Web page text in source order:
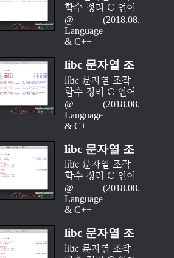
들 함수의 사용법
을 정리해보고자
한다. 본 시리즈는
cplusplus(http://
있는 레퍼런스를
기준으로..
서 str...로 시작하
는 함수들이 그것
이며, 모두 string.h
헤더(C++은
의되어 있으며 본
시리즈를 통해 이
들 함수의 사용법
을 정리해보고자
한다. 본 시리즈는
cplusplus(http://
있는 레퍼런스를
기준으로..
고, 문자열을 다루
는 연산자도 없으
니 모든 문자열 연
산은 문자열 함수
를 통해 이루어진
다. C 표준 라이브
러리(일명 'libc')에
서 str...로 시작하
는 함수들이 그것
이며, 모두 string.h
헤더(C++은
의되어 있으며 본
시리즈를 통해 이
들 함수의 사용법
을 정리해보고자
한다. 본 시리즈는
cplusplus(http://
있는 레퍼런스를
기준으로..
(+)나 비교연산자
(==)와 같은 기호
를 사용하는 직관
적인 문자열 연산
때문이다. C 언어
가 문자열 데이터
형을 지원하지 않
고, 문자열을 다루
는 연산자도 없으
니 모든 문자열 연
산은 문자열 함수
를 통해 이루어진
다. C 표준 라이브
러리(일명 'libc')에
서 str...로 시작하
는 함수들이 그것
이며, 모두 string.h
헤더(C++은
의되어 있으며 본
시리즈를 통해 이
(part 04 -
strchr, strrchr)
함수 정리 C 언어
에서 문자열 처리
는 복잡하다. 언어
수준에서 문자열이
체를 지원하지도
않으니, 덧셈 기호
(+)나 비교연산자
(==)와 같은 기호
를 사용하는 직관
적인 문자열 연산
때문이다. C 언어
가 문자열 데이터
형을 지원하지 않
고, 문자열을 다루
는 연산자도 없으
니 모든 문자열 연
산은 문자열 함수
를 통해 이루어진
다. C 표준 라이브
러리(일명 'libc')에
Language/C
& C++
2018.08.20
libc 문자열 조
작 함수 정리
(part 03 -
strcmp,
strncmp)
libc 문자열 조작
함수 정리 C 언어
에서 문자열 처리
는 복잡하다. 언어
수준에서 문자열이
체를 지원하지도
않으니, 덧셈 기호
(+)나 비교연산자
(==)와 같은 기호
를 사용하는 직관
적인 문자열 연산
때문이다. C 언어
가 문자열 데이터
형을 지원하지 않
Language/C
& C++
2018.08.19
libc 문자열 조
작 함수 정리
(part 02 -
strcat, strncat)
libc 문자열 조작
함수 정리 C 언어
에서 문자열 처리
는 복잡하다. 언어
수준에서 문자열이
체를 지원하지도
않으니, 덧셈 기호
Language/C
& C++
2018.08.18
libc 문자열 조
작 함수 정리
libc 문자열 조작